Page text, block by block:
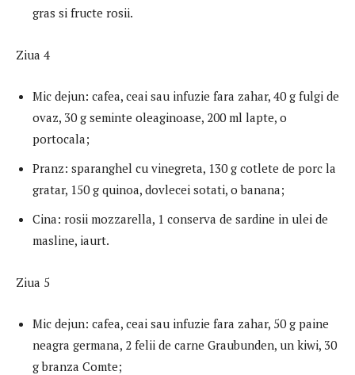
gras si fructe rosii.
Ziua 4
Mic dejun: cafea, ceai sau infuzie fara zahar, 40 g fulgi de
ovaz, 30 g seminte oleaginoase, 200 ml lapte, o
portocala;
Pranz: sparanghel cu vinegreta, 130 g cotlete de porc la
gratar, 150 g quinoa, dovlecei sotati, o banana;
Cina: rosii mozzarella, 1 conserva de sardine in ulei de
masline, iaurt.
Ziua 5
Mic dejun: cafea, ceai sau infuzie fara zahar, 50 g paine
neagra germana, 2 felii de carne Graubunden, un kiwi, 30
g branza Comte;